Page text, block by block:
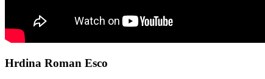
Hrdina Roman Esco